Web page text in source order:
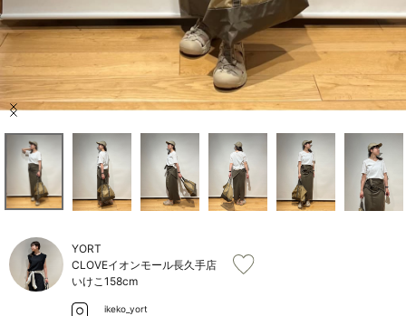
ブランド一覧
店舗検索
ご利用ガイド/ヘルプ
Item
YORT
CLOVEイオンモール長久手店
いけこ158cm
ikeko_yort